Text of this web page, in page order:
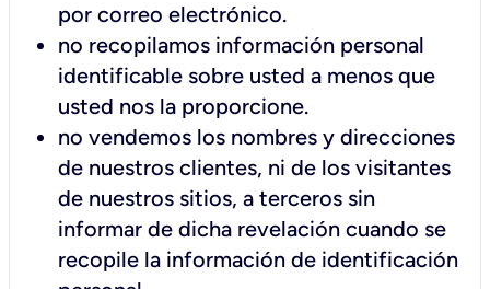
por correo electrónico.
no recopilamos información personal
identificable sobre usted a menos que
usted nos la proporcione.
no vendemos los nombres y direcciones
de nuestros clientes, ni de los visitantes
de nuestros sitios, a terceros sin
informar de dicha revelación cuando se
recopile la información de identificación